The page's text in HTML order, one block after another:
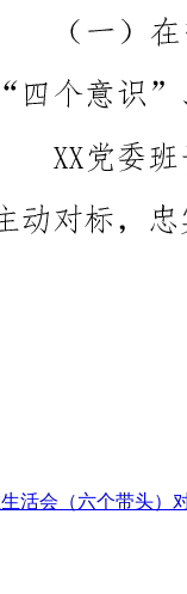
活会（六个带头）